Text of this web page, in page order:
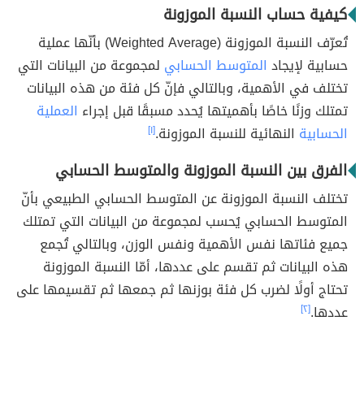
كيفية حساب النسبة الموزونة
تُعرّف النسبة الموزونة (Weighted Average) بأنّها عملية
حسابية لإيجاد المتوسط الحسابي لمجموعة من البيانات التي
تختلف في الأهمية، وبالتالي فإنّ كل فئة من هذه البيانات
تمتلك وزنًا خاصًا بأهميتها يُحدد مسبقًا قبل إجراء العملية
الحسابية النهائية للنسبة الموزونة.[١]
الفرق بين النسبة الموزونة والمتوسط الحسابي
تختلف النسبة الموزونة عن المتوسط الحسابي الطبيعي بأنّ
المتوسط الحسابي يُحسب لمجموعة من البيانات التي تمتلك
جميع فئاتها نفس الأهمية ونفس الوزن، وبالتالي تُجمع
هذه البيانات ثم تقسم على عددها، أمّا النسبة الموزونة
تحتاج أولًا لضرب كل فئة بوزنها ثم جمعها ثم تقسيمها على
عددها.[٢]